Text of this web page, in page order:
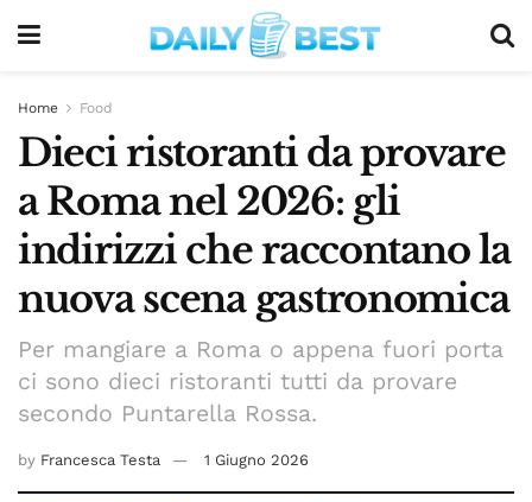
Home Food
Dieci ristoranti da provare
a Roma nel 2026: gli
indirizzi che raccontano la
nuova scena gastronomica
Per mangiare a Roma o appena fuori porta
ci sono dieci ristoranti tutti da provare
secondo Puntarella Rossa.
by Francesca Testa 1 Giugno 2026